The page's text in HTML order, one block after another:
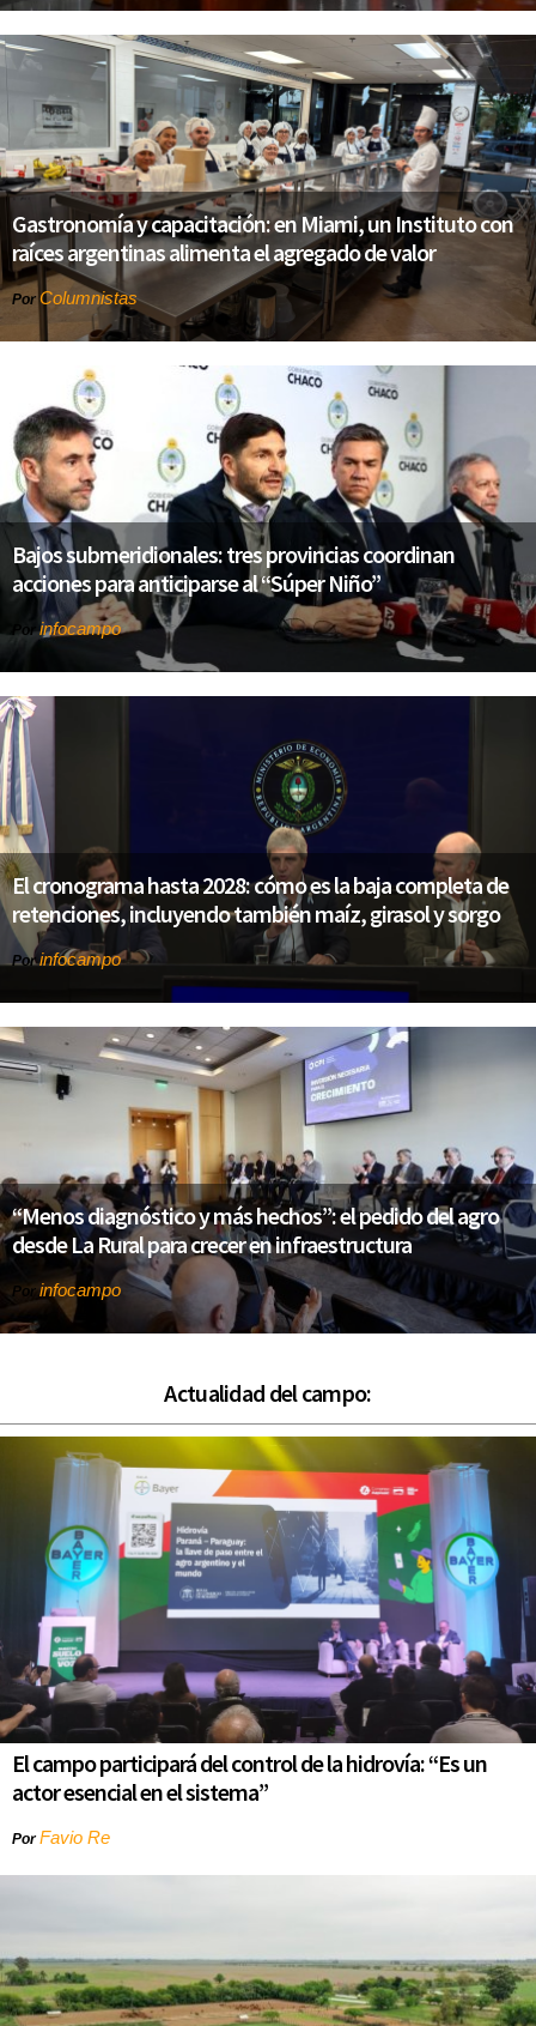
Gastronomía y capacitación: en Miami, un Instituto con
raíces argentinas alimenta el agregado de valor
Por Columnistas
Bajos submeridionales: tres provincias coordinan
acciones para anticiparse al “Súper Niño”
Porinfocampo
El cronograma hasta 2028: cómo es la baja completa de
retenciones, incluyendo también maíz, girasol y sorgo
Porinfocampo
“Menos diagnóstico y más hechos”: el pedido del agro
desde La Rural para crecer en infraestructura
Porinfocampo
Actualidad del campo:
El campo participará del control de la hidrovía: “Es un
actor esencial en el sistema”
PorFavio Re